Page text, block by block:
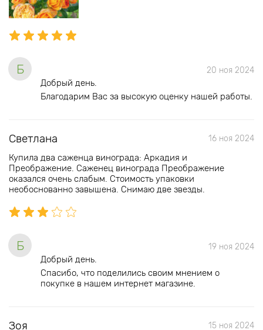
Б 20 ноя 2024
Добрый день.
Благодарим Вас за высокую оценку нашей работы.
Светлана 16 ноя 2024
Купила два саженца винограда: Аркадия и
Преображение. Саженец винограда Преображение
оказался очень слабым. Стоимость упаковки
необоснованно завышена. Снимаю две звезды.
Б 19 ноя 2024
Добрый день.
Спасибо, что поделились своим мнением о
покупке в нашем интернет магазине.
Зоя 15 ноя 2024